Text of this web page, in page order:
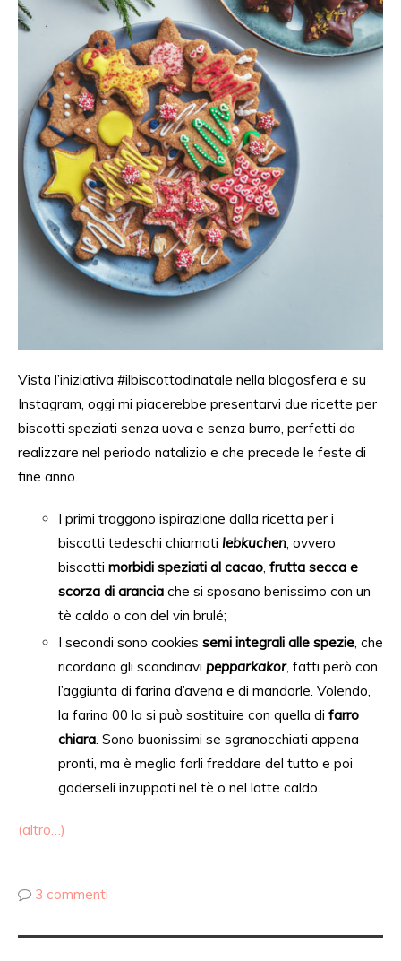
Vista l’iniziativa #ilbiscottodinatale nella blogosfera e su
Instagram, oggi mi piacerebbe presentarvi due ricette per
biscotti speziati senza uova e senza burro, perfetti da
realizzare nel periodo natalizio e che precede le feste di
fine anno.
I primi traggono ispirazione dalla ricetta per i
biscotti tedeschi chiamati lebkuchen, ovvero
biscotti morbidi speziati al cacao, frutta secca e
scorza di arancia che si sposano benissimo con un
tè caldo o con del vin brulé;
I secondi sono cookies semi integrali alle spezie, che
ricordano gli scandinavi pepparkakor, fatti però con
l’aggiunta di farina d’avena e di mandorle. Volendo,
la farina 00 la si può sostituire con quella di farro
chiara. Sono buonissimi se sgranocchiati appena
pronti, ma è meglio farli freddare del tutto e poi
goderseli inzuppati nel tè o nel latte caldo.
(altro…)
3 commenti